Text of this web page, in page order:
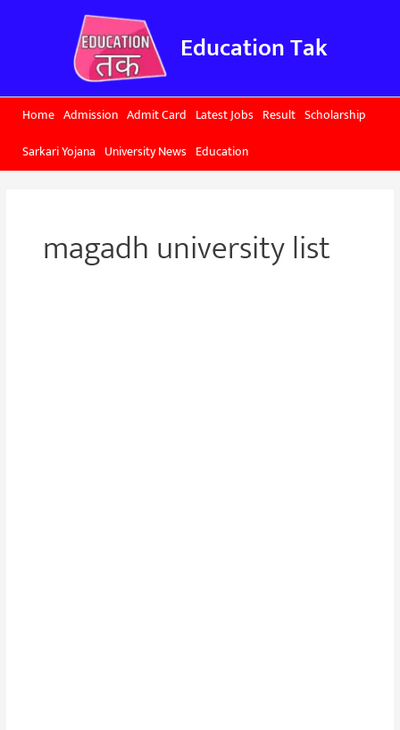
Education Tak
Home Admission Admit Card Latest Jobs Result Scholarship
Sarkari Yojana University News Education
magadh university list